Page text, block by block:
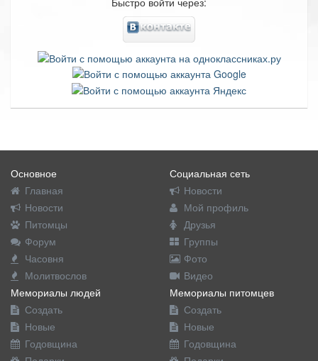
Основное
Главная
Новости
Питомцы
Форум
Часовня
Молитвослов
Социальная сеть
Новости
Мой профиль
Друзья
Группы
Фото
Видео
Мемориалы людей
Создать
Новые
Годовщина
Мемориалы питомцев
Создать
Новые
Годовщина